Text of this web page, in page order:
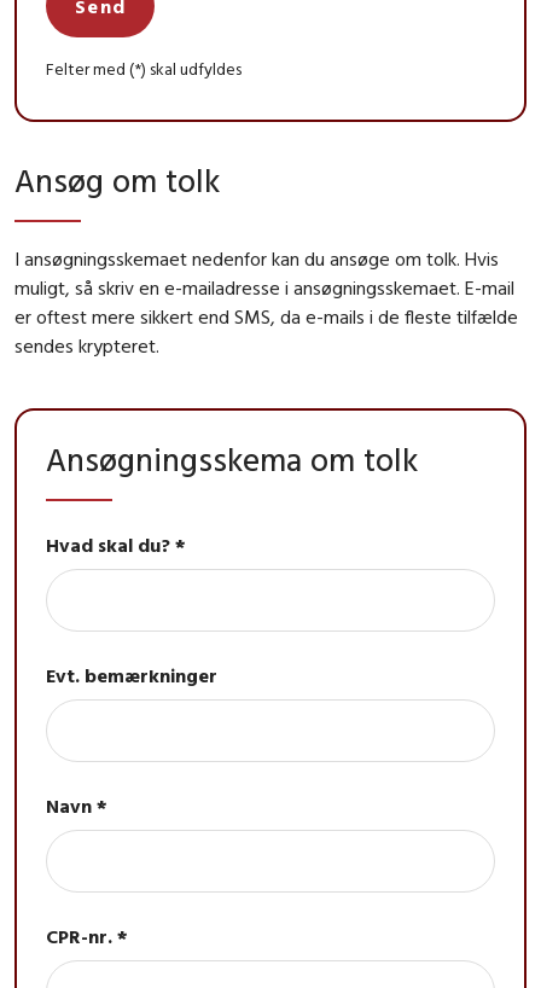
Send
Felter med (*) skal udfyldes
Ansøg om tolk
I ansøgningsskemaet nedenfor kan du ansøge om tolk. Hvis
muligt, så skriv en e-mailadresse i ansøgningsskemaet. E-mail
er oftest mere sikkert end SMS, da e-mails i de fleste tilfælde
sendes krypteret.
Ansøgningsskema om tolk
Hvad skal du? *
Evt. bemærkninger
Navn *
CPR-nr. *